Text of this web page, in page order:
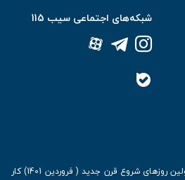
شبکه‌های اجتماعی سیب 115
فروشگاه اینترنتی سیب 115 در اولین روزهای شروع قرن جدید ( فروردین 1401) کار